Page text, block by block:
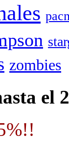
zombies
el